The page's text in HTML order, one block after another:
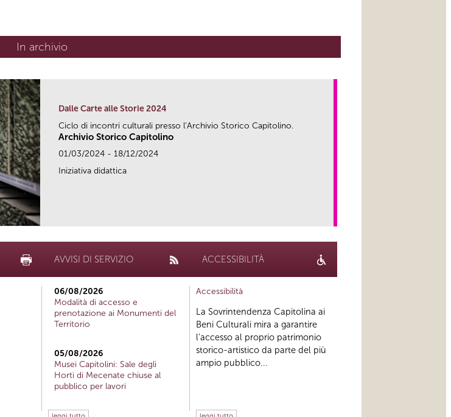
In archivio
Dalle Carte alle Storie 2024
Ciclo di incontri culturali presso l’Archivio Storico Capitolino.
Archivio Storico Capitolino
01/03/2024 - 18/12/2024
Iniziativa didattica
AVVISI DI SERVIZIO
06/08/2026
Modalità di accesso e
prenotazione ai Monumenti del
Territorio
05/08/2026
Musei Capitolini: Sale degli
Horti di Mecenate chiuse al
pubblico per lavori
ACCESSIBILITÀ
Accessibilità
La Sovrintendenza Capitolina ai
Beni Culturali mira a garantire
l’accesso al proprio patrimonio
storico-artistico da parte del più
ampio pubblico...